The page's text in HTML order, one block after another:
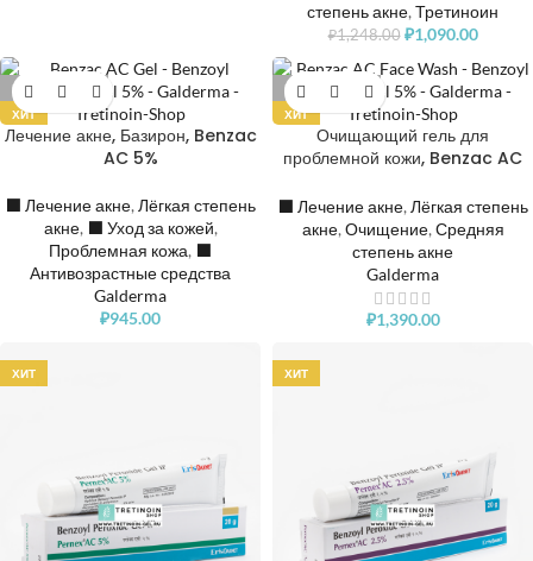
степень акне, Третиноин
₽1,248.00 ₽1,090.00
РАСПРОДАНО
ХИТ
Лечение акне, Базирон, Benzac
AC 5%
⬛️ Лечение акне, Лёгкая степень
акне, ⬛️ Уход за кожей,
Проблемная кожа, ⬛️
Антивозрастные средства
Galderma
₽945.00
РАСПРОДАНО
ХИТ
Очищающий гель для
проблемной кожи, Benzac AC
⬛️ Лечение акне, Лёгкая степень
акне, Очищение, Средняя
степень акне
Galderma
₽1,390.00
ХИТ ХИТ